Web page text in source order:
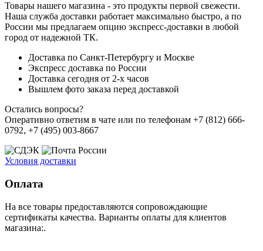
Товары нашего магазина - это продукты первой свежести.
Наша служба доставки работает максимально быстро, а по
России мы предлагаем опцию экспресс-доставки в любой
город от надежной ТК.
Доставка по Санкт-Петербургу и Москве
Экспресс доставка по России
Доставка сегодня от 2-х часов
Вышлем фото заказа перед доставкой
Остались вопросы?
Оперативно ответим в чате или по телефонам +7 (812) 666-
0792, +7 (495) 003-8667
Условия доставки
Оплата
На все товары предоставляются сопровождающие
сертификаты качества. Варианты оплаты для клиентов
магазина:.